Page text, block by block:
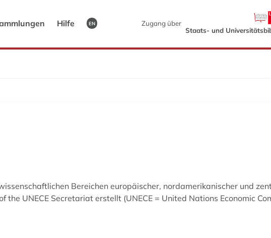
Hilfe EN
Zugang über
Staats- und
Bereichen europäischer, nordamerikanischer und
UNECE Secretariat erstellt (UNECE = United Nations Economic